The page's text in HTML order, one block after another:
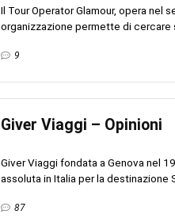
Il Tour Operator Glamour, opera nel
organizzazione permette di cercare
9
Giver Viaggi – Opinioni
Giver Viaggi fondata a Genova nel
assoluta in Italia per la destinazione
87